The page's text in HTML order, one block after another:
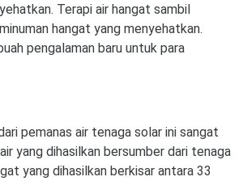
Terapi air hangat sambil
hangat yang menyehatkan.
pengalaman baru untuk para
pemanas air tenaga solar ini sangat
yang dihasilkan bersumber dari tenaga
yang dihasilkan berkisar antara 33